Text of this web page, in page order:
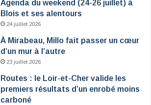
Agenda du weekend (24-26 juillet) à
Blois et ses alentours
24 juillet 2026
À Mirabeau, Millo fait passer un cœur
d’un mur à l’autre
23 juillet 2026
Routes : le Loir-et-Cher valide les
premiers résultats d’un enrobé moins
carboné